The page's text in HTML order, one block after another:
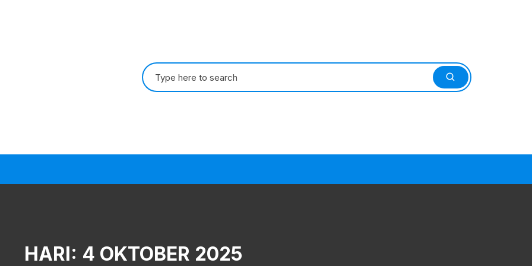
Search
for:
HARI: 4 OKTOBER 2025